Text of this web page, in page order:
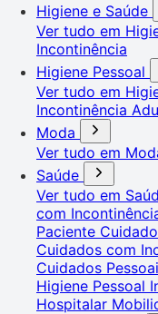
Higiene e Saúde
Ver tudo em
Incontinência
Higiene Pessoal
Ver tudo em
Incontinência
Moda
Ver tudo em
Saúde
Ver tudo em
com
Paciente
Cuidados com
Cuidados
Higiene Pessoal
Hospitalar